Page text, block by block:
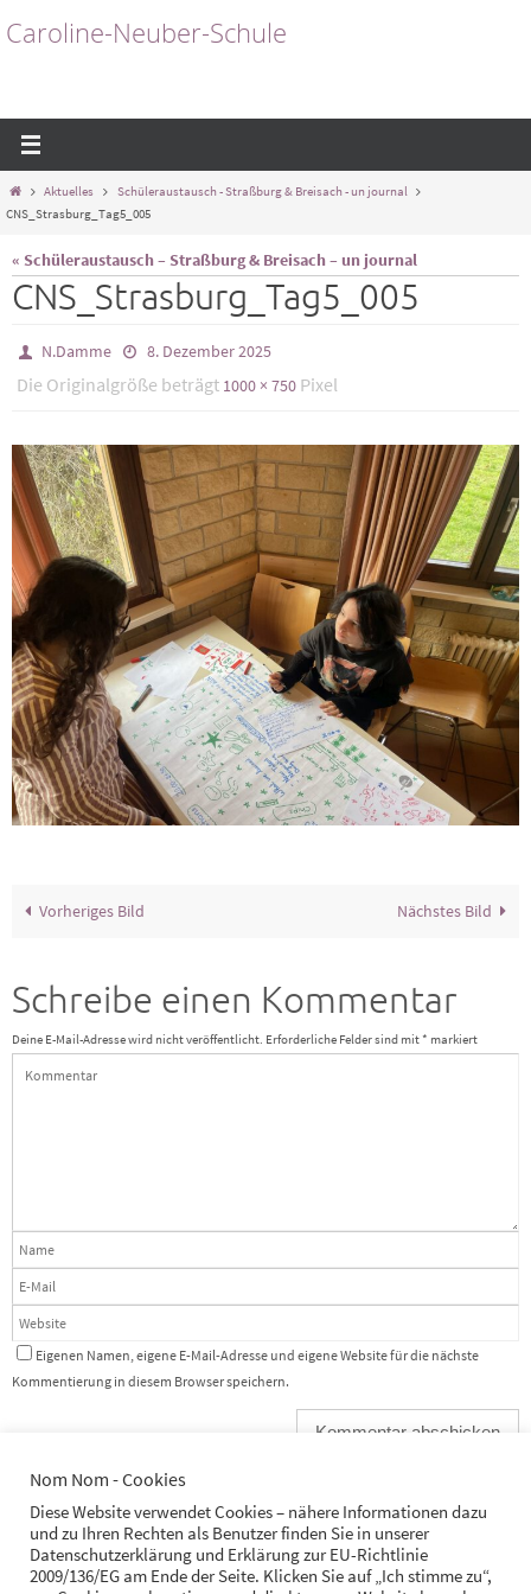
Inhalt
Caroline-Neuber-Schule
StartAktuelles
Schüleraustausch - Straßburg & Breisach - un journal
CNS_Strasburg_Tag5_005
« Schüleraustausch – Straßburg & Breisach – un journal
CNS_Strasburg_Tag5_005
N.Damme 8. Dezember 2025
Die Originalgröße beträgt 1000 × 750 Pixel
Vorheriges Bild Nächstes Bild
Schreibe einen Kommentar
Deine E-Mail-Adresse wird nicht veröffentlicht. Erforderliche Felder sind mit* markiert
Eigenen Namen, eigene E-Mail-Adresse und eigene Website für die nächste
Kommentierung in diesem Browser speichern.
Nom Nom - Cookies
Diese Website verwendet Cookies – nähere Informationen dazu
und zu Ihren Rechten als Benutzer finden Sie in unserer
Datenschutzerklärung und Erklärung zur EU-Richtlinie
2009/136/EG am Ende der Seite. Klicken Sie auf „Ich stimme zu“,